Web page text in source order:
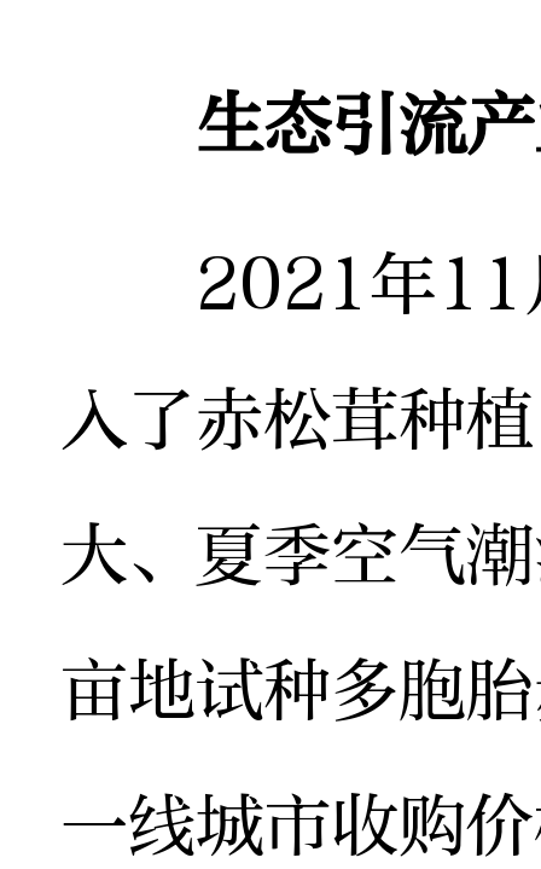
生态引流
2021年11月
入了赤松茸种
大、夏季空气
亩地试种多胞
一线城市收购